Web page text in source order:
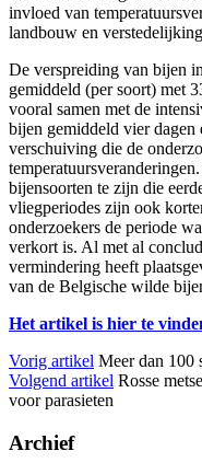
invloed van
landbouw en
De verspreiding van bijen
gemiddeld (per soort) met
vooral samen met de
bijen gemiddeld vier dagen
verschuiving die de
bijensoorten te zijn die
vliegperiodes zijn ook
onderzoekers de periode
verkort is. Al met al
vermindering heeft
van de Belgische wilde
Het artikel is hier te
Vorig artikel Meer dan 100
Volgend artikel Rosse
voor parasieten
Archief